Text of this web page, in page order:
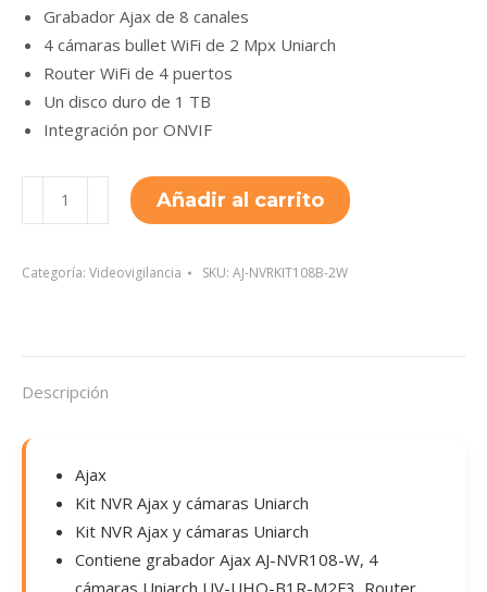
Grabador Ajax de 8 canales
4 cámaras bullet WiFi de 2 Mpx Uniarch
Router WiFi de 4 puertos
Un disco duro de 1 TB
Integración por ONVIF
NVRKIT108B-
cantidad
Añadir al carrito
Categoría: Videovigilancia SKU: AJ-NVRKIT108B-2W
Descripción
Ajax
Kit NVR Ajax y cámaras Uniarch
Kit NVR Ajax y cámaras Uniarch
Contiene grabador Ajax AJ-NVR108-W, 4
cámaras Uniarch UV-UHO-B1R-M2F3, Router